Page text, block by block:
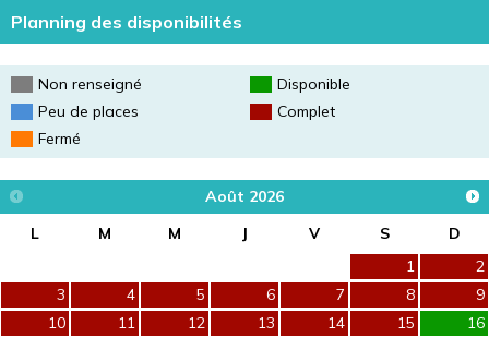
Planning des disponibilités
Non renseigné
Disponible
Peu de places
Complet
Fermé
Août 2026
L
M M J V S
D
1
2
3
4 5 6 7 8
9
10
11 12 13 14 15
16